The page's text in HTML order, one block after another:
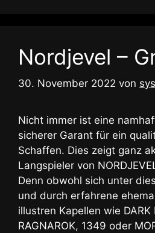
Nordjevel –
30. November 2022 von
Nicht immer ist eine
sicherer Garant für ein
Schaffen. Dies zeigt ganz
Langspieler von
Denn obwohl sich unter
und durch erfahrene
illustren Kapellen wie DARK
RAGNAROK, 1349 oder